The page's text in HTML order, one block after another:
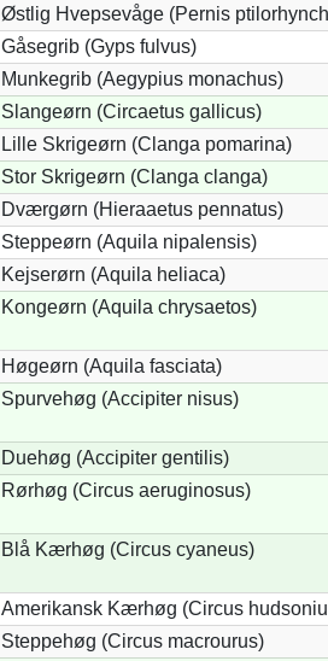
Østlig Hvepsevåge (Pernis
Gåsegrib (Gyps fulvus)
Munkegrib (Aegypius monachus)
Slangeørn (Circaetus gallicus)
Lille Skrigeørn (Clanga pomarina)
Stor Skrigeørn (Clanga clanga)
Dværgørn (Hieraaetus pennatus)
Steppeørn (Aquila nipalensis)
Kejserørn (Aquila heliaca)
Kongeørn (Aquila chrysaetos)
Høgeørn (Aquila fasciata)
Spurvehøg (Accipiter nisus)
Duehøg (Accipiter gentilis)
Rørhøg (Circus aeruginosus)
Blå Kærhøg (Circus cyaneus)
Amerikansk Kærhøg (Circus
Steppehøg (Circus macrourus)